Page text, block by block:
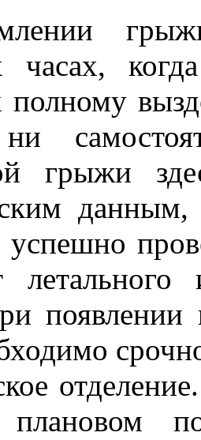
часах,
полному
ни
грыжи
успешно